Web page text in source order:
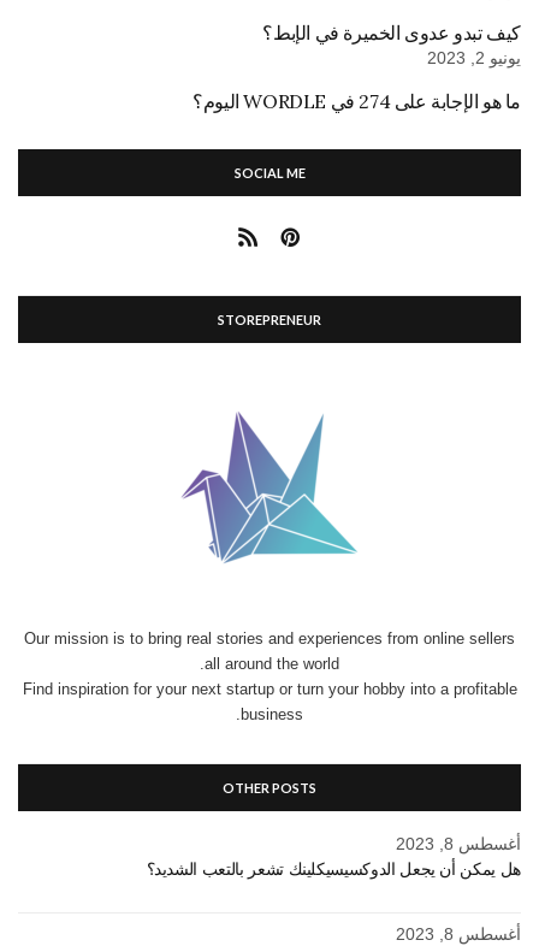
كيف تبدو عدوى الخميرة في الإبط؟
يونيو 2, 2023
ما هو الإجابة على 274 في WORDLE اليوم؟
SOCIAL ME
STOREPRENEUR
Our mission is to bring real stories and experiences from online sellers
all around the world.
Find inspiration for your next startup or turn your hobby into a profitable
business.
OTHER POSTS
أغسطس 8, 2023
هل يمكن أن يجعل الدوكسيسيكلينك تشعر بالتعب الشديد؟
أغسطس 8, 2023